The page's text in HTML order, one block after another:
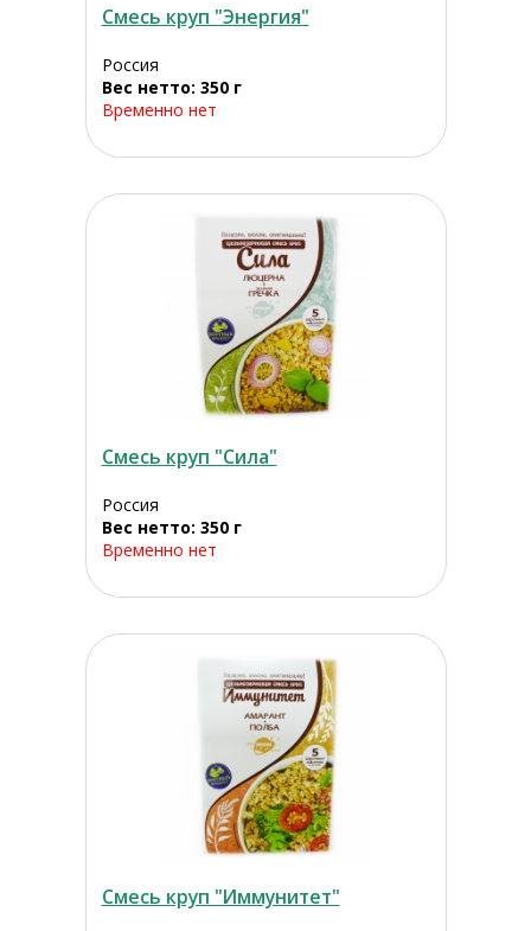
Смесь круп "Энергия"
Россия
Вес нетто: 350 г
Временно нет
Смесь круп "Сила"
Россия
Вес нетто: 350 г
Временно нет
Смесь круп "Иммунитет"